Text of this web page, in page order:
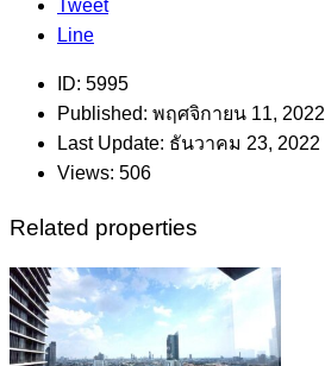
Tweet
Line
ID: 5995
Published: พฤศจิกายน 11, 2022
Last Update: ธันวาคม 23, 2022
Views: 506
Related properties